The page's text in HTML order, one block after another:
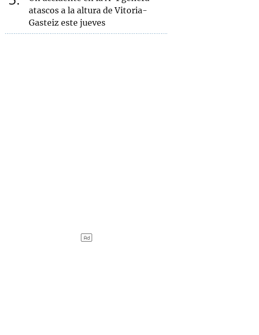
atascos a la altura de Vitoria-
Gasteiz este jueves